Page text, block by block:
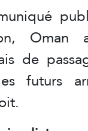
Oman
de
futurs